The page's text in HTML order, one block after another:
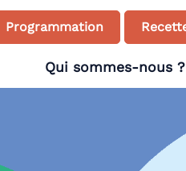
Programmation
Qui sommes-nous ?